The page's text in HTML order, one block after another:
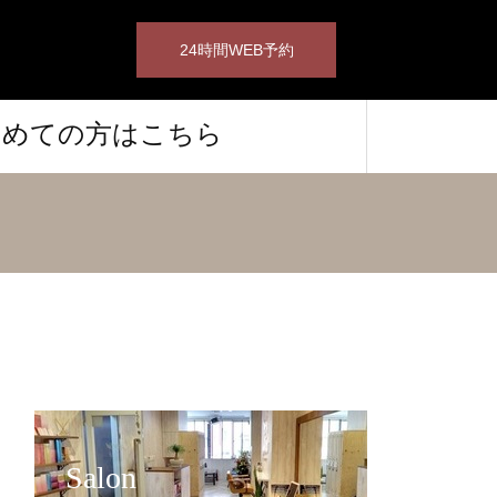
24時間WEB予約
ての方はこちら
Salon